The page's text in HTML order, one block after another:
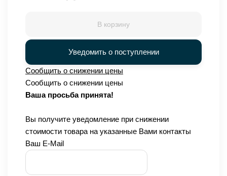
В корзину
Уведомить о поступлении
Сообщить о снижении цены
Сообщить о снижении цены
Ваша просьба принята!
Вы получите уведомление при снижении
стоимости товара на указанные Вами контакты
Ваш E-Mail